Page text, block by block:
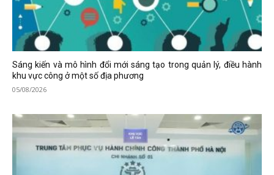
Sáng kiến và mô hình đổi mới sáng tạo trong quản lý, điều hành
khu vực công ở một số địa phương
05/08/2026